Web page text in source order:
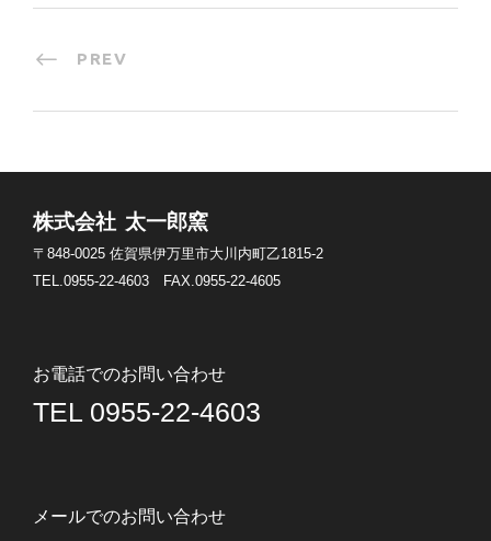
PREV
株式会社 太一郎窯
〒848-0025 佐賀県伊万里市大川内町乙1815-2
TEL.0955-22-4603 FAX.0955-22-4605
お電話でのお問い合わせ
TEL 0955-22-4603
メールでのお問い合わせ